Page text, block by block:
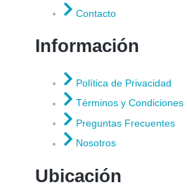
Contacto
Información
Política de Privacidad
Términos y Condiciones
Preguntas Frecuentes
Nosotros
Ubicación